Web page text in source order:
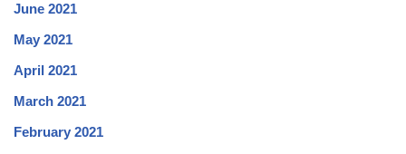
June 2021
May 2021
April 2021
March 2021
February 2021